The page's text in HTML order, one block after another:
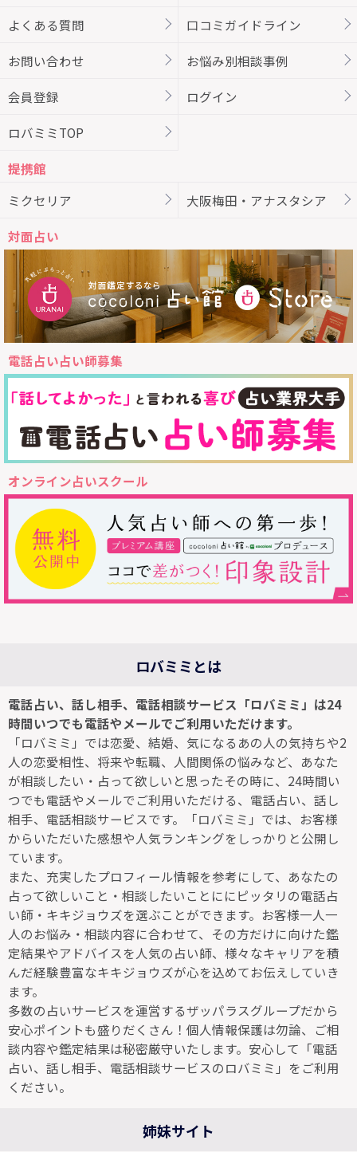
よくある質問 口コミガイドライン
お問い合わせ お悩み別相談事例
会員登録 ログイン
ロバミミTOP
提携館
ミクセリア
大阪梅田・アナスタシア
対面占い
電話占い占い師募集
オンライン占いスクール
ロバミミとは
電話占い、話し相手、電話相談サービス「ロバミミ」は24
時間いつでも電話やメールでご利用いただけます。
「ロバミミ」では恋愛、結婚、気になるあの人の気持ちや2
人の恋愛相性、将来や転職、人間関係の悩みなど、あなた
が相談したい・占って欲しいと思ったその時に、24時間い
つでも電話やメールでご利用いただける、電話占い、話し
相手、電話相談サービスです。「ロバミミ」では、お客様
からいただいた感想や人気ランキングをしっかりと公開し
ています。
また、充実したプロフィール情報を参考にして、あなたの
占って欲しいこと・相談したいことににピッタリの電話占
い師・キキジョウズを選ぶことができます。お客様一人一
人のお悩み・相談内容に合わせて、その方だけに向けた鑑
定結果やアドバイスを人気の占い師、様々なキャリアを積
んだ経験豊富なキキジョウズが心を込めてお伝えしていき
ます。
多数の占いサービスを運営するザッパラスグループだから
安心ポイントも盛りだくさん！個人情報保護は勿論、ご相
談内容や鑑定結果は秘密厳守いたします。安心して「電話
占い、話し相手、電話相談サービスのロバミミ」をご利用
ください。
姉妹サイト